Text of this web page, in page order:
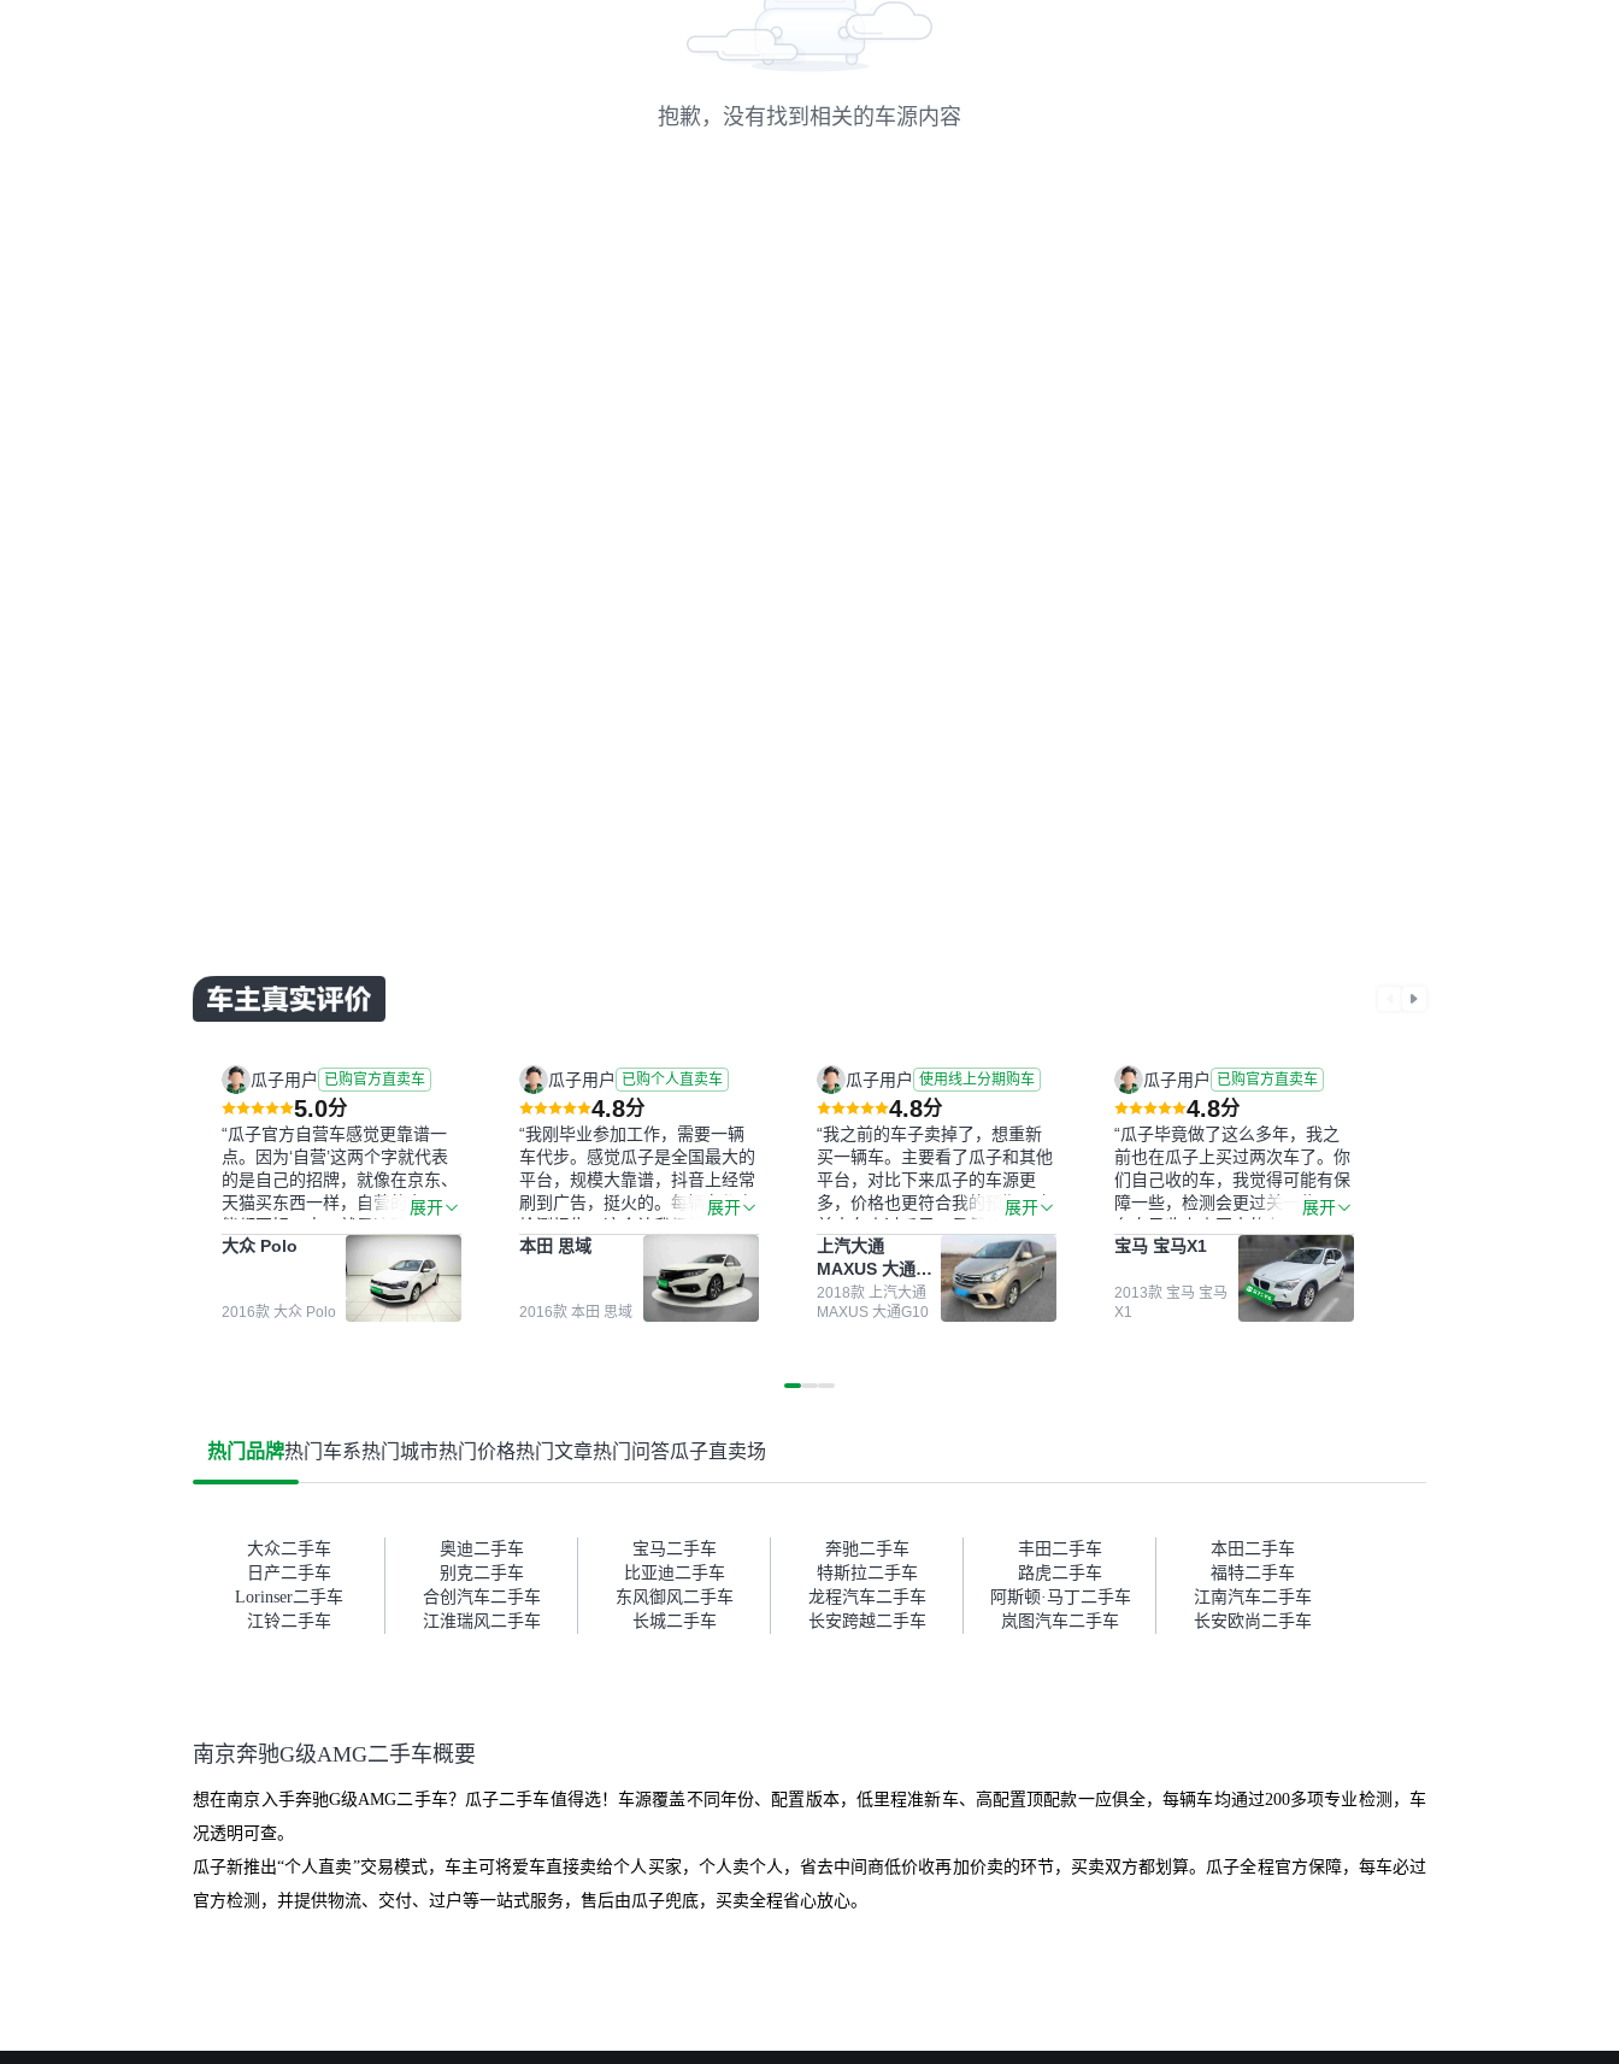
抱歉，没有找到相关的车源内容
瓜子用户 已购官方直卖车
5.0分
“瓜子官方自营车感觉更靠谱一
点。因为‘自营’这两个字就代表
的是自己的招牌，就像在京东、
天猫买东西一样，自营的东西可
能都要好一点。就是这种刻板印
象吧。一开始买二手车的时候，
我确实有担心过事故车、泡水车
这些问题。瓜子的检测报告其实
并不能完全打消顾虑，因为我也
果跟你们的报告是符合的，所以
这次车况没问题。购车流程挺快
车。去之前我提前跟交接人员说
好，到了之后要当着我的面再做
一次复检，你们也安排了师傅，
服务可以，速度很快。体验下来
自营车的感觉是要比个人车好一
我协商，主动权在平台手里。”
展开
大众 Polo
2016款 大众 Polo
瓜子用户 已购个人直卖车
4.8分
“我刚毕业参加工作，需要一辆
车代步。感觉瓜子是全国最大的
平台，规模大靠谱，抖音上经常
刷到广告，挺火的。每辆车都有
检测报告，这个让我很放心。去
外面买车全凭卖家一张嘴，不敢
买。我买了本田思域，白色，过
户次数少，公里数符合，虽然价
格比我心理预期略高一点，但瓜
价格比车商那便宜，车况也有检
展开
本田 思域
2016款 本田 思域
瓜子用户 使用线上分期购车
4.8分
“我之前的车子卖掉了，想重新
买一辆车。主要看了瓜子和其他
平台，对比下来瓜子的车源更
多，价格也更符合我的预期。之
前卖车来过瓜子，虽然价格没谈
成，但APP一直留着。瓜子毕竟
是大平台，整体印象还好。我最
终买了一台上汽大通，18年的
车，公里数9万多，符合我的要
捷，其他平台的分期需要到当地
障。”
展开
上汽大通
MAXUS 大通
G10
2018款 上汽大通
MAXUS 大通G10
瓜子用户 已购官方直卖车
4.8分
“瓜子毕竟做了这么多年，我之
前也在瓜子上买过两次车了。你
们自己收的车，我觉得可能有保
障一些，检测会更过关一些。平
台自己收上来再卖的车，应该更
可靠。我买的是宝马X1，主要看
中它的价格和公里数比较合适。
另外，瓜子承诺无火烧、无事
故、无泡水、无调表，在平台自
帮我谈价。自营车我讲过价，最
后是通过花一块钱买优惠券的方
式，便宜了800块钱成交。”
展开
宝马 宝马X1
2013款 宝马 宝马
X1
热门品牌热门车系热门城市热门价格热门文章热门问答瓜子直卖场
大众二手车 奥迪二手车 宝马二手车 奔驰二手车 丰田二手车
本田二手车
日产二手车
别克二手车 比亚迪二手车 特斯拉二手车 路虎二手车
福特二手车
Lorinser二手车
合创汽车二手车 东风御风二手车 龙程汽车二手车 阿斯顿·马丁二手车
江南汽车二手车
江铃二手车
江淮瑞风二手车 长城二手车 长安跨越二手车 岚图汽车二手车 长安欧尚二手车
南京奔驰G级AMG二手车概要
想在南京入手奔驰G级AMG二手车？瓜子二手车值得选！车源覆盖不同年份、配置版本，低里程准新车、高配置顶配款一应俱全，每辆车均通过200多项专业检测，车
况透明可查。
瓜子新推出“个人直卖”交易模式，车主可将爱车直接卖给个人买家，个人卖个人，省去中间商低价收再加价卖的环节，买卖双方都划算。瓜子全程官方保障，每车必过
官方检测，并提供物流、交付、过户等一站式服务，售后由瓜子兜底，买卖全程省心放心。